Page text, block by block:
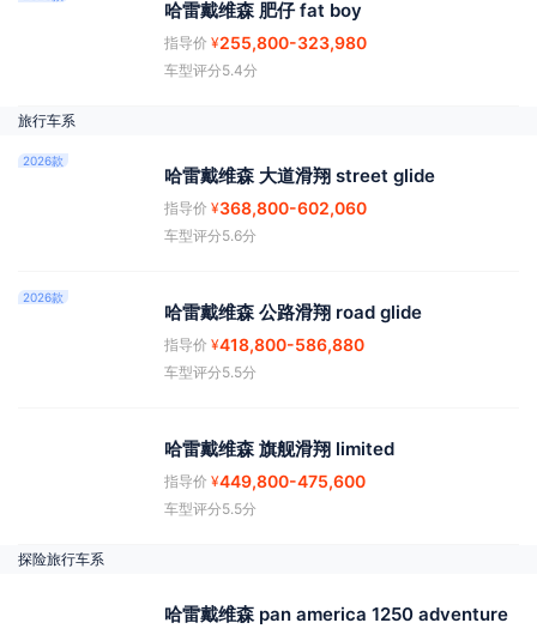
哈雷戴维森 肥仔 fat boy
指导价 ¥255,800-323,980
车型评分5.4分
旅行车系
2026款
哈雷戴维森 大道滑翔 street glide
指导价 ¥368,800-602,060
车型评分5.6分
2026款
哈雷戴维森 公路滑翔 road glide
指导价 ¥418,800-586,880
车型评分5.5分
哈雷戴维森 旗舰滑翔 limited
指导价 ¥449,800-475,600
车型评分5.5分
探险旅行车系
哈雷戴维森 pan america 1250 adventure